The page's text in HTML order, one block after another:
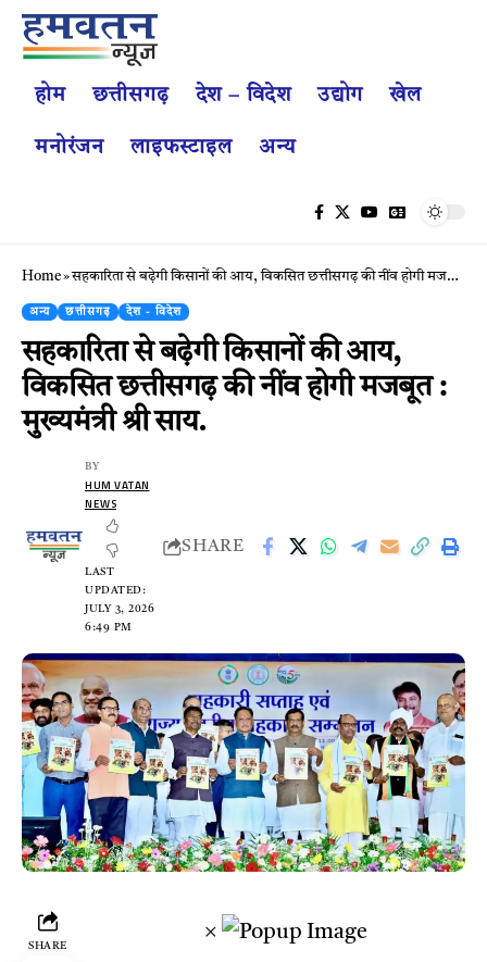
होम छत्तीसगढ़ देश – विदेश उद्योग खेल
मनोरंजन लाइफस्टाइल अन्य
Home»सहकारिता से बढ़ेगी किसानों की आय, विकसित छत्तीसगढ़ की नींव होगी मजबूत : मुख्यमंत्री श्री साय.
अन्य छत्तीसगढ़ देश - विदेश
सहकारिता से बढ़ेगी किसानों की आय,
विकसित छत्तीसगढ़ की नींव होगी मजबूत :
मुख्यमंत्री श्री साय.
LAST
UPDATED:
JULY 3, 2026
6:49 PM
BY
HUM VATAN
NEWS
SHARE
SHARE
×